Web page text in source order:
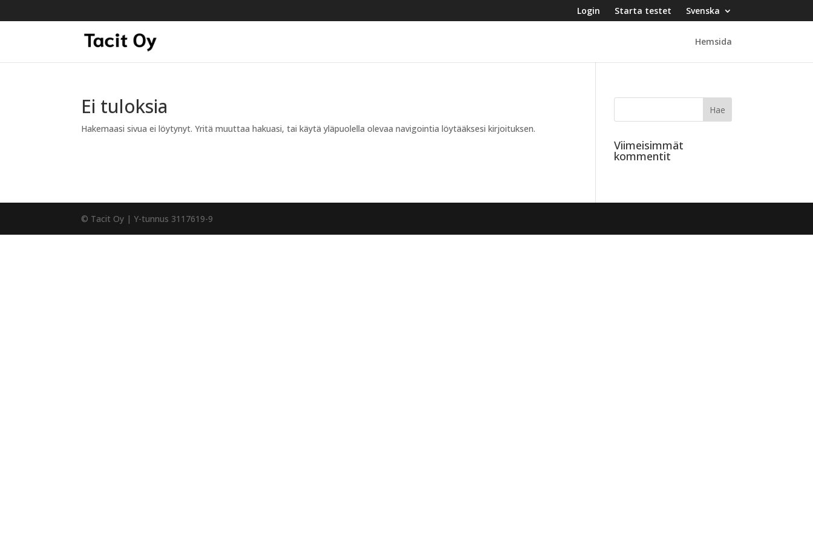
Login Starta testet Svenska
Hemsida
Ei tuloksia
Hakemaasi sivua ei löytynyt. Yritä muuttaa hakuasi, tai käytä yläpuolella olevaa navigointia löytääksesi kirjoituksen.
Viimeisimmät
kommentit
© Tacit Oy | Y-tunnus 3117619-9